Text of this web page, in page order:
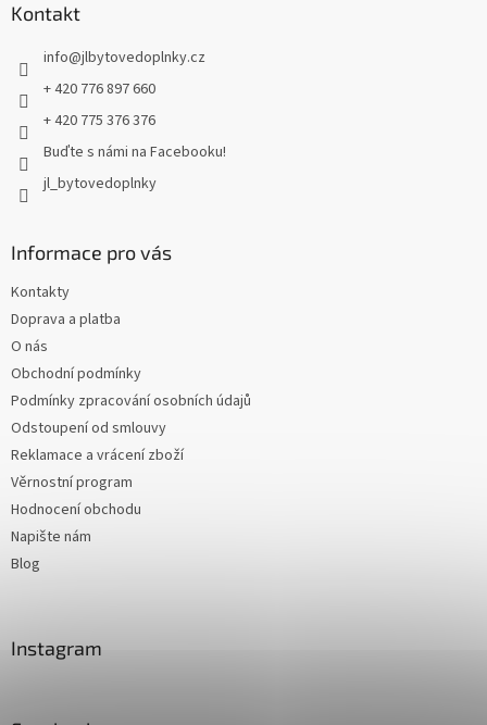
Kontakt
info@jlbytovedoplnky.cz
+ 420 776 897 660
+ 420 775 376 376
Buďte s námi na Facebooku!
jl_bytovedoplnky
Informace pro vás
Kontakty
Doprava a platba
O nás
Obchodní podmínky
Podmínky zpracování osobních údajů
Odstoupení od smlouvy
Reklamace a vrácení zboží
Věrnostní program
Hodnocení obchodu
Napište nám
Blog
Instagram